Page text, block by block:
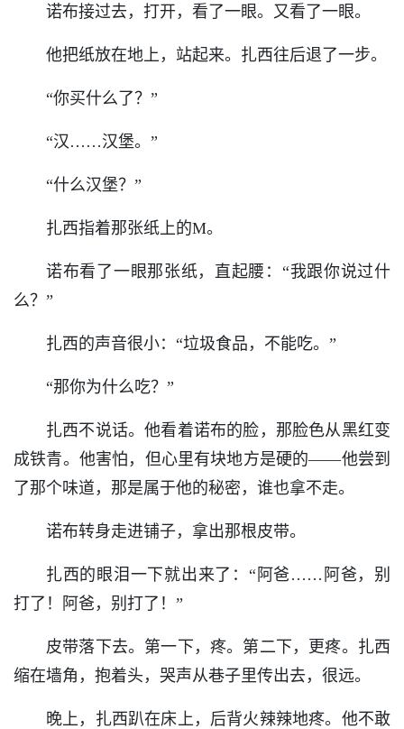
诺布接过去，打开，看了一眼。又看了一眼。
他把纸放在地上，站起来。扎西往后退了一步。
“你买什么了？”
“汉……汉堡。”
“什么汉堡？”
扎西指着那张纸上的M。
诺布看了一眼那张纸，直起腰：“我跟你说过什
么？”
扎西的声音很小：“垃圾食品，不能吃。”
“那你为什么吃？”
扎西不说话。他看着诺布的脸，那脸色从黑红变
成铁青。他害怕，但心里有块地方是硬的——他尝到
了那个味道，那是属于他的秘密，谁也拿不走。
诺布转身走进铺子，拿出那根皮带。
扎西的眼泪一下就出来了：“阿爸……阿爸，别
打了！阿爸，别打了！”
皮带落下去。第一下，疼。第二下，更疼。扎西
缩在墙角，抱着头，哭声从巷子里传出去，很远。
晚上，扎西趴在床上，后背火辣辣地疼。他不敢